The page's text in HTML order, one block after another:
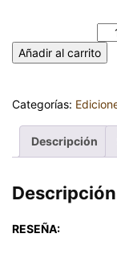
Añadir al carrito
Categorías:
Descripción
Descripción
RESEÑA: